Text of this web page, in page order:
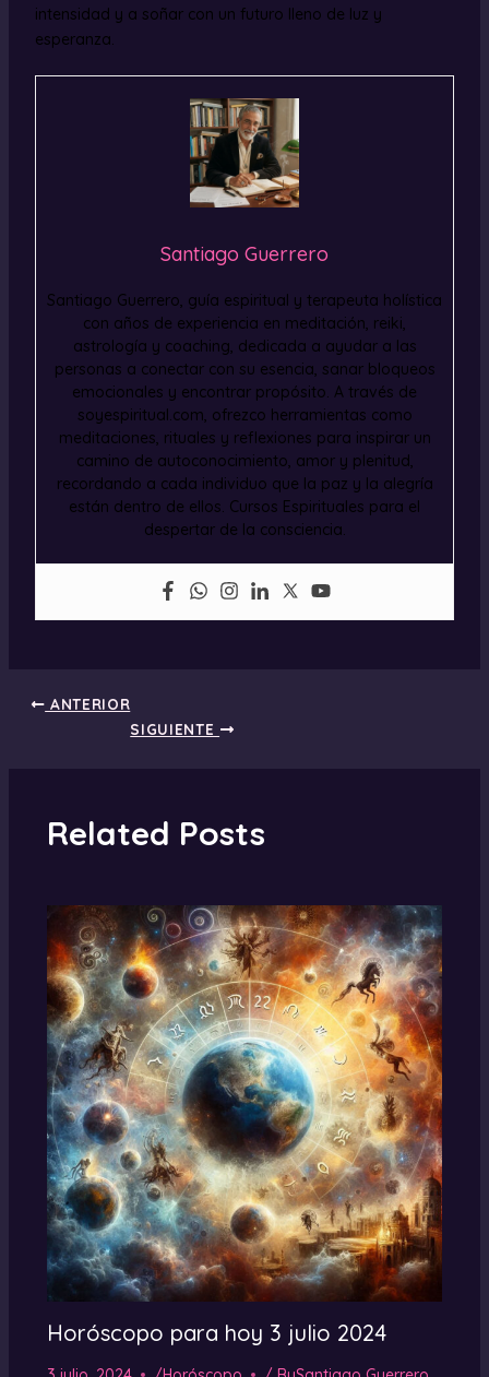
intensidad y a soñar con un futuro lleno de luz y
esperanza.
Santiago Guerrero
Santiago Guerrero, guía espiritual y terapeuta holística
con años de experiencia en meditación, reiki,
astrología y coaching, dedicada a ayudar a las
personas a conectar con su esencia, sanar bloqueos
emocionales y encontrar propósito. A través de
soyespiritual.com, ofrezco herramientas como
meditaciones, rituales y reflexiones para inspirar un
camino de autoconocimiento, amor y plenitud,
recordando a cada individuo que la paz y la alegría
están dentro de ellos. Cursos Espirituales para el
despertar de la consciencia.
ANTERIOR
SIGUIENTE
Related Posts
Horóscopo para hoy 3 julio 2024